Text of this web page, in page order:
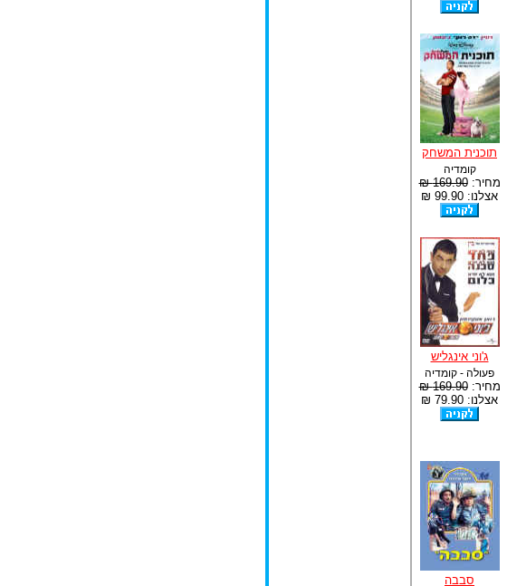
תוכנית המשחק
קומדיה
מחיר:169.90 ₪
אצלנו: 99.90 ₪
ג'וני אינגליש
פעולה - קומדיה
מחיר:169.90 ₪
אצלנו: 79.90 ₪
סבבה